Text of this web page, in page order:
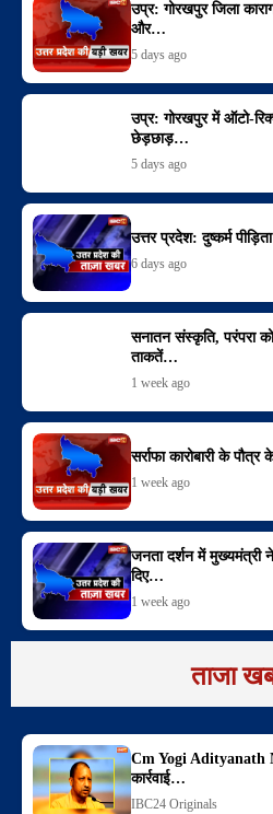
उप्र: गोरखपुर जिला
और…
5 days ago
उप्र: गोरखपुर में ऑटो-
छेड़छाड़…
5 days ago
उत्तर प्रदेश: दुष्कर्म
6 days ago
सनातन संस्कृति, परंपरा
ताकतें…
1 week ago
सर्राफा कारोबारी के
1 week ago
जनता दर्शन में मुख्यमंत्री
दिए…
1 week ago
ताजा
Cm Yogi Adityanath
कार्रवाई…
IBC24 Originals